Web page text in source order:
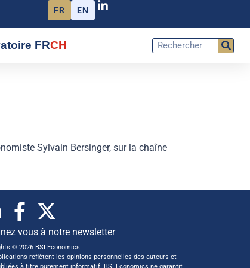
FR EN
FRCH
Sylvain Bersinger, sur la chaîne
vous à notre newsletter
© 2026 BSI Economics
reflètent les opinions personnelles des auteurs et